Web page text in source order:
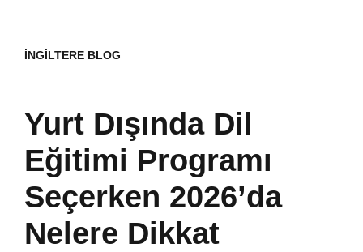
İNGILTERE BLOG
Yurt Dışında Dil
Eğitimi Programı
Seçerken 2026’da
Nelere Dikkat